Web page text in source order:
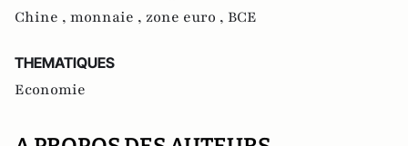
Chine , monnaie , zone euro , BCE
THEMATIQUES
Economie